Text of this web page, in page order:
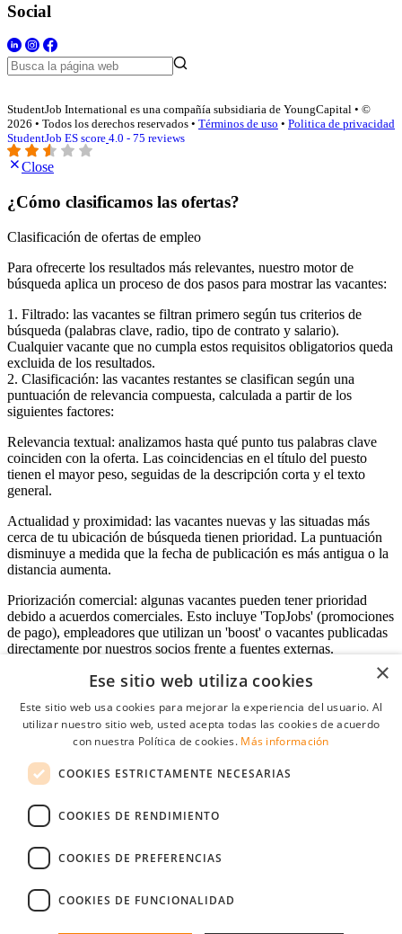
Social
StudentJob International es una compañía subsidiaria de YoungCapital • ©
2026 • Todos los derechos reservados • Términos de uso • Politica de privacidad
StudentJob ES score 4.0 - 75 reviews
Close
¿Cómo clasificamos las ofertas?
Clasificación de ofertas de empleo
Para ofrecerte los resultados más relevantes, nuestro motor de
búsqueda aplica un proceso de dos pasos para mostrar las vacantes:
1. Filtrado: las vacantes se filtran primero según tus criterios de
búsqueda (palabras clave, radio, tipo de contrato y salario).
Cualquier vacante que no cumpla estos requisitos obligatorios queda
excluida de los resultados.
2. Clasificación: las vacantes restantes se clasifican según una
puntuación de relevancia compuesta, calculada a partir de los
siguientes factores:
Relevancia textual: analizamos hasta qué punto tus palabras clave
coinciden con la oferta. Las coincidencias en el título del puesto
tienen el mayor peso, seguidas de la descripción corta y el texto
general.
Actualidad y proximidad: las vacantes nuevas y las situadas más
cerca de tu ubicación de búsqueda tienen prioridad. La puntuación
disminuye a medida que la fecha de publicación es más antigua o la
distancia aumenta.
Priorización comercial: algunas vacantes pueden tener prioridad
debido a acuerdos comerciales. Esto incluye 'TopJobs' (promociones
de pago), empleadores que utilizan un 'boost' o vacantes publicadas
directamente por nuestros socios frente a fuentes externas.
Acceso empresas
Contraseña
Recordarme
Conectarse
Registro gratuito empresas
×
Ese sitio web utiliza cookies
Este sitio web usa cookies para mejorar la experiencia del usuario. Al
utilizar nuestro sitio web, usted acepta todas las cookies de acuerdo
con nuestra Política de cookies. Más información
COOKIES ESTRICTAMENTE NECESARIAS
COOKIES DE RENDIMIENTO
COOKIES DE PREFERENCIAS
COOKIES DE FUNCIONALIDAD